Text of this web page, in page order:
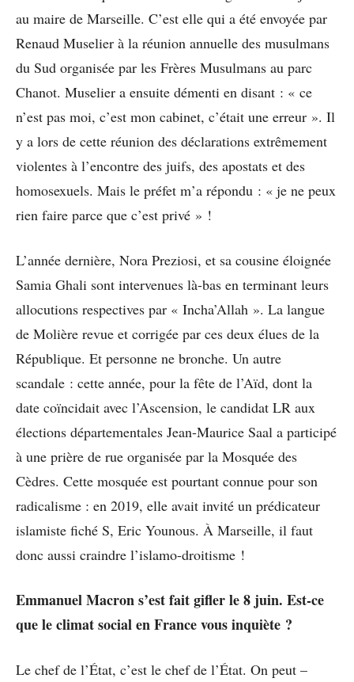
au maire de Marseille. C’est elle qui a été envoyée par
Renaud Muselier à la réunion annuelle des musulmans
du Sud organisée par les Frères Musulmans au parc
Chanot. Muselier a ensuite démenti en disant : « ce
n’est pas moi, c’est mon cabinet, c’était une erreur ». Il
y a lors de cette réunion des déclarations extrêmement
violentes à l’encontre des juifs, des apostats et des
homosexuels. Mais le préfet m’a répondu : « je ne peux
rien faire parce que c’est privé » !
L’année dernière, Nora Preziosi, et sa cousine éloignée
Samia Ghali sont intervenues là-bas en terminant leurs
allocutions respectives par « Incha’Allah ». La langue
de Molière revue et corrigée par ces deux élues de la
République. Et personne ne bronche. Un autre
scandale : cette année, pour la fête de l’Aïd, dont la
date coïncidait avec l’Ascension, le candidat LR aux
élections départementales Jean-Maurice Saal a participé
à une prière de rue organisée par la Mosquée des
Cèdres. Cette mosquée est pourtant connue pour son
radicalisme : en 2019, elle avait invité un prédicateur
islamiste fiché S, Eric Younous. À Marseille, il faut
donc aussi craindre l’islamo-droitisme !
Emmanuel Macron s’est fait gifler le 8 juin. Est-ce
que le climat social en France vous inquiète ?
Le chef de l’État, c’est le chef de l’État. On peut –